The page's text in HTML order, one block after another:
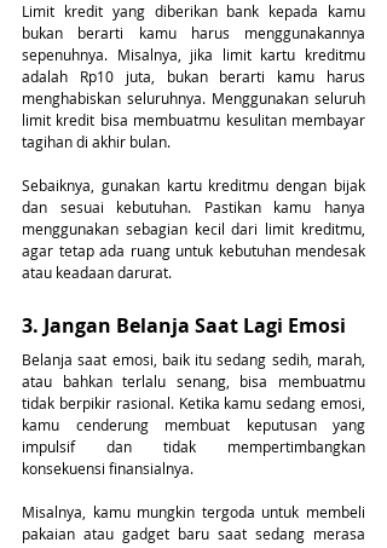
Limit kredit yang diberikan bank kepada kamu
bukan berarti kamu harus menggunakannya
sepenuhnya. Misalnya, jika limit kartu kreditmu
adalah Rp10 juta, bukan berarti kamu harus
menghabiskan seluruhnya. Menggunakan seluruh
limit kredit bisa membuatmu kesulitan membayar
tagihan di akhir bulan.
Sebaiknya, gunakan kartu kreditmu dengan bijak
dan sesuai kebutuhan. Pastikan kamu hanya
menggunakan sebagian kecil dari limit kreditmu,
agar tetap ada ruang untuk kebutuhan mendesak
atau keadaan darurat.
3. Jangan Belanja Saat Lagi Emosi
Belanja saat emosi, baik itu sedang sedih, marah,
atau bahkan terlalu senang, bisa membuatmu
tidak berpikir rasional. Ketika kamu sedang emosi,
kamu cenderung membuat keputusan yang
impulsif dan tidak mempertimbangkan
konsekuensi finansialnya.
Misalnya, kamu mungkin tergoda untuk membeli
pakaian atau gadget baru saat sedang merasa